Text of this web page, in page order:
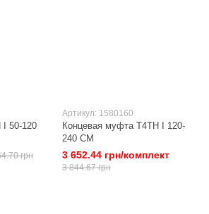
I 50-120
грн
Артикул: 1580160
Концевая муфта T4TH I 120-
240 CM
3 652.44 грн/комплект
3 844.67 грн